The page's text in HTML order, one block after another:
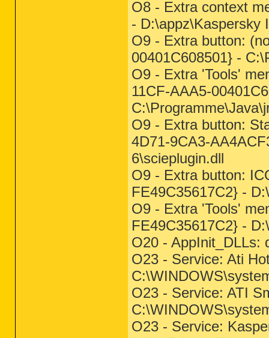
O8 - Extra context
- D:\appz\Kaspersky
O9 - Extra button:
00401C608501} -
O9 - Extra 'Tools'
11CF-AAA5-
O9 - Extra button:
4D71-9CA3-
6\scieplugin.dll
O9 - Extra button:
FE49C35617C2} -
O9 - Extra 'Tools'
FE49C35617C2} -
O20 - AppInit_DLLs:
O23 - Service: Ati
O23 - Service: ATI
O23 - Service: